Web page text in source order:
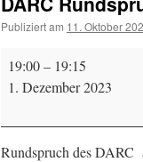
Publiziert am 11. Oktober
DARC
Rundspruch
19:00– 19:15
1. Dezember 2023
Rundspruch des